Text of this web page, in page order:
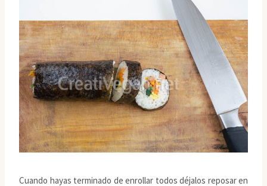
Cuando hayas terminado de enrollar todos déjalos reposar en